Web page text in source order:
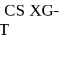
XG-